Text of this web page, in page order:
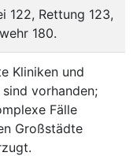
122, Rettung 123,
180.
Kliniken und
vorhanden;
Fälle
Großstädte